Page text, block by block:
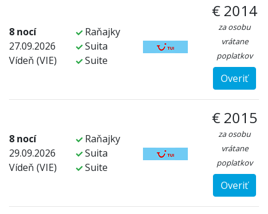
8 nocí
27.09.2026
Vídeň (VIE)
Raňajky
Suita
Suite
€ 2014
za osobu
vrátane
poplatkov
Overiť
8 nocí
29.09.2026
Vídeň (VIE)
Raňajky
Suita
Suite
€ 2015
za osobu
vrátane
poplatkov
Overiť